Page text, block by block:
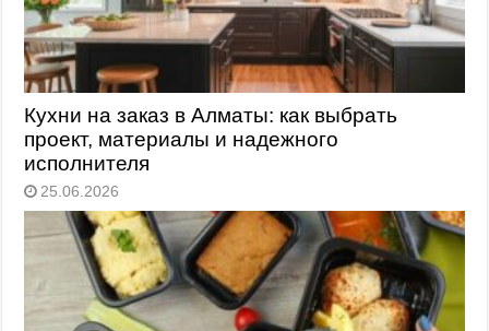
Кухни на заказ в Алматы: как выбрать
проект, материалы и надежного
исполнителя
25.06.2026